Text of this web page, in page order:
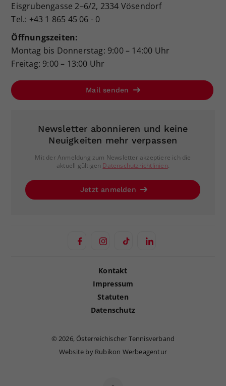
Eisgrubengasse 2–6/2, 2334 Vösendorf
Tel.: +43 1 865 45 06 - 0
Öffnungszeiten:
Montag bis Donnerstag: 9:00 – 14:00 Uhr
Freitag: 9:00 – 13:00 Uhr
Mail senden
Newsletter abonnieren und keine
Neuigkeiten mehr verpassen
Mit der Anmeldung zum Newsletter akzeptiere ich die
aktuell gültigen Datenschutzrichtlinien.
Jetzt anmelden
Kontakt
Impressum
Statuten
Datenschutz
©2026, Österreichischer Tennisverband
Website by Rubikon Werbeagentur